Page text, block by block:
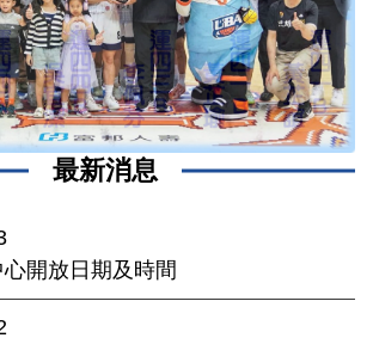
最新消息
開放日期及時間